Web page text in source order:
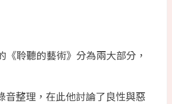
聆聽的藝術》分為兩大部分，
音整理，在此他討論了良性與惡